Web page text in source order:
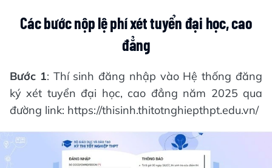
Các bước nộp lệ phí xét tuyển đại học, cao
đẳng
Bước 1: Thí sinh đăng nhập vào Hệ thống đăng
ký xét tuyển đại học, cao đẳng năm 2025 qua
đường link: https://thisinh.thitotnghiepthpt.edu.vn/